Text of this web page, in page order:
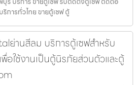
การทั่วไทย ขายตู้เซฟ ตู้
ย่านสีลม บริการตู้เซฟสำหรับ
พื่อใช้งานเป็นตู้นิรภัยส่วนตัวและตู้